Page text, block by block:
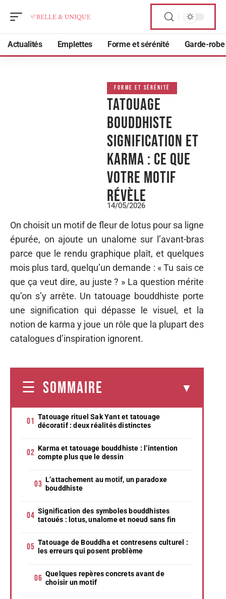
Actualités Emplettes Forme et sérénité Garde-robe
FORME ET SÉRÉNITÉ
Tatouage
bouddhiste
Signification et
karma : ce que
votre motif
révèle
14/05/2026
On choisit un motif de fleur de lotus pour sa ligne
épurée, on ajoute un unalome sur l’avant-bras
parce que le rendu graphique plaît, et quelques
mois plus tard, quelqu’un demande : « Tu sais ce
que ça veut dire, au juste ? » La question mérite
qu’on s’y arrête. Un tatouage bouddhiste porte
une signification qui dépasse le visuel, et la
notion de karma y joue un rôle que la plupart des
catalogues d’inspiration ignorent.
SOMMAIRE
Tatouage rituel Sak Yant et tatouage
décoratif : deux réalités distinctes
Karma et tatouage bouddhiste : l’intention
compte plus que le dessin
L’attachement au motif, un paradoxe
bouddhiste
Signification des symboles bouddhistes
tatoués : lotus, unalome et noeud sans fin
Tatouage de Bouddha et contresens culturel :
les erreurs qui posent problème
Quelques repères concrets avant de
choisir un motif